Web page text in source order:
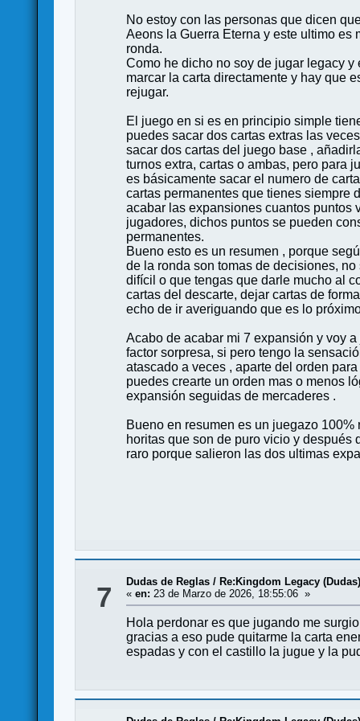
No estoy con las personas que dicen
Aeons la Guerra Eterna y este ultimo
ronda.
Como he dicho no soy de jugar legacy
marcar la carta directamente y hay que
rejugar.
El juego en si es en principio simple
puedes sacar dos cartas extras las
sacar dos cartas del juego base ,
turnos extra, cartas o ambas, pero para
es básicamente sacar el numero de
cartas permanentes que tienes siempre
acabar las expansiones cuantos puntos
jugadores, dichos puntos se pueden
permanentes.
Bueno esto es un resumen , porque
de la ronda son tomas de decisiones,
difícil o que tengas que darle mucho al
cartas del descarte, dejar cartas de
echo de ir averiguando que es lo
Acabo de acabar mi 7 expansión y voy
factor sorpresa, si pero tengo la
atascado a veces , aparte del orden
puedes crearte un orden mas o menos
expansión seguidas de mercaderes .
Bueno en resumen es un juegazo
horitas que son de puro vicio y
raro porque salieron las dos ultimas
7 Dudas de Reglas / Re:Kingdom Legacy (Dudas)
«en: 23 de Marzo de 2026, 18:55:06 »
Hola perdonar es que jugando me
gracias a eso pude quitarme la carta
espadas y con el castillo la jugue y la